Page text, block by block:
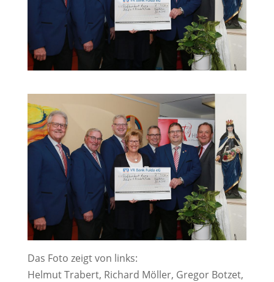
Das Foto zeigt von links:
Helmut Trabert, Richard Möller, Gregor Botzet,